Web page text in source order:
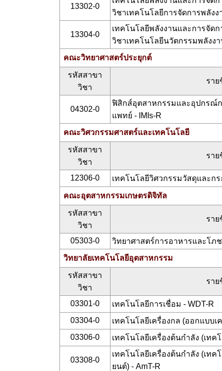
13302-0
วิชาเทคโนโลยีการจัดการพลังง
13304-0
เทคโนโลยีพลังงานและการจัด
วิชาเทคโนโลยีนวัตกรรมพลังงา
คณะวิทยาศาสตร์ประยุกต์
รหัสสาขา
วิชา
รา
04302-0
ฟิสิกส์อุตสาหกรรมและอุปกรณ์
แพทย์ - IMIs-R
คณะวิศวกรรมศาสตร์และเทคโนโลยี
รหัสสาขา
วิชา
รา
12306-0 เทคโนโลยีวิศวกรรมวัสดุและก
คณะอุตสาหกรรมเกษตรดิจิทัล
รหัสสาขา
วิชา
รา
05303-0
วิทยาศาสตร์การอาหารและโภ
วิทยาลัยเทคโนโลยีอุตสาหกรรม
รหัสสาขา
วิชา
รา
03301-0
เทคโนโลยีการเชื่อม - WDT-R
03304-0
เทคโนโลยีเครื่องกล (ออกแบบเ
03306-0
เทคโนโลยีเครื่องต้นกำลัง (เทค
03308-0
เทคโนโลยีเครื่องต้นกำลัง (เท
ยนต์) - AmT-R